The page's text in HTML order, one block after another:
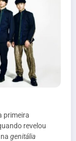
primeira
revelou
genitália